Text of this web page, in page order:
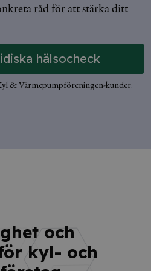
råd för att stärka ditt
hälsocheck
& Värmepumpföreningen-kunder.
och
kyl- och